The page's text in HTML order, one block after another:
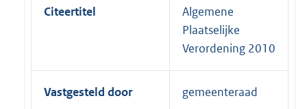
Citeertitel
Algemene
Plaatselijke
Verordening 2010
Vastgesteld door gemeenteraad